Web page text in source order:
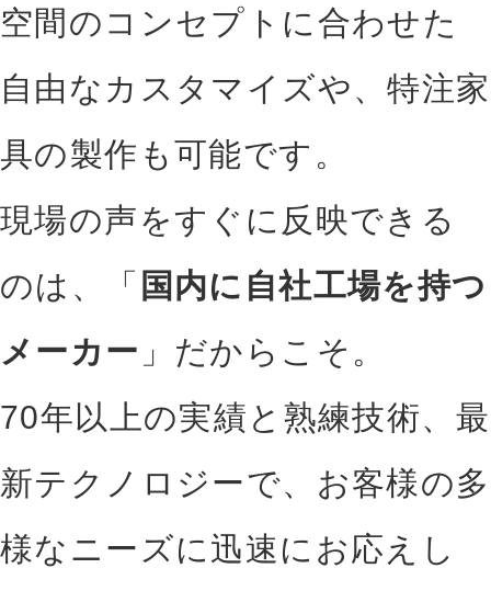
空間のコンセプトに合わせた
自由なカスタマイズや、特注家
具の製作も可能です。
現場の声をすぐに反映できる
のは、「 国内に自社工場を持つ
メーカー 」だからこそ。
70年以上の実績と熟練技術、最
新テクノロジーで、お客様の多
様なニーズに迅速にお応えし